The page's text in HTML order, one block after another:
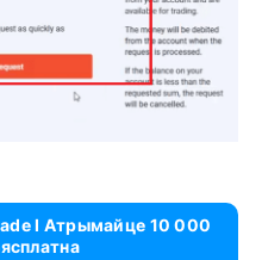
І Атрымайце 10 000